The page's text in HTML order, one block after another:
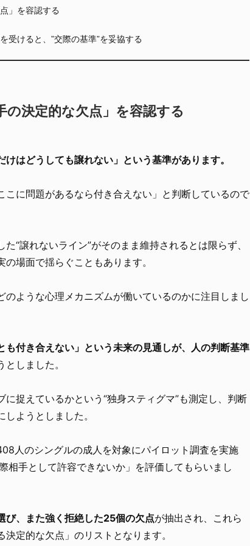
」を容認する
受けると、”交際の基準”を妥協する
決定的な欠点」を容認する
はどうしても譲れない」という基準があります。
に問題があるなら付き合えない」と判断しているので
た“譲れないライン”がそのまま維持されるとは限らず、
場面で揺らぐこともあります。
ような心理メカニズムが働いているのかに注目しまし
も付き合えない」という未来の見通しが、人の判断基準
としました。
捉えているかという“独身スティグマ”も測定し、判断
ようとしました。
人のシングルの成人を対象にパイロット調査を実施
相手として許容できないか」を評価してもらいまし
び、また強く拒絶した25個の欠点が抽出され、これら
定的な欠点」のリストとなります。